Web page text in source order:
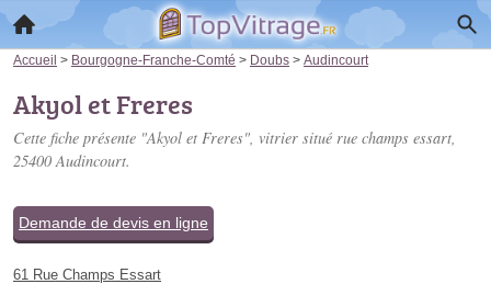
Accueil > Bourgogne-Franche-Comté > Doubs > Audincourt
Akyol et Freres
Cette fiche présente "Akyol et Freres", vitrier situé rue champs essart,
25400 Audincourt.
Demande de devis en ligne
61 Rue Champs Essart